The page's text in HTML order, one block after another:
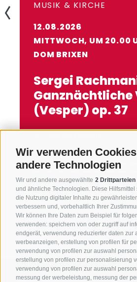
Wir verwenden
andere Technologien
Wir und andere ausgewählte 2 Drittparteien
und ähnliche Technologien. Diese
die Nutzung digitaler Inhalte zu
verbessern und, vorbehaltlich Ihrer
Wir können Ihre Daten zum Beispiel für
verwenden: speichern von oder zugriff auf
endgerät, verwendung reduzierter daten zur
werbeanzeigen, erstellung von profilen für
verwendung von profilen zur auswahl
erstellung von profilen zur personalisierung
verwendung von profilen zur auswahl
messung der werbeleistung, messung der
MUSIK & KIRCHE
12.08.2026
MITTWOCH, UM 20.00
DOM BRIXEN
Sergei
Ganznächtliche
(Vesper) op. 37